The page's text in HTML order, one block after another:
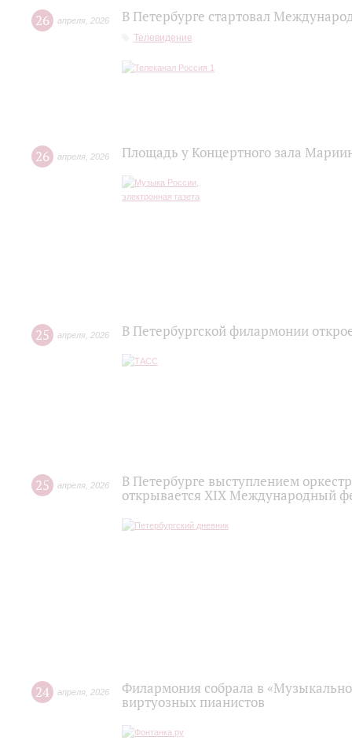
26 апреля 2026 В Петербурге стартовал
Телевидение
26 апреля 2026 Площадь у Концертного зала
25 апреля 2026 В Петербургской филармонии
25 апреля 2026
В Петербурге выступлением
открывается XIX Международный
24 апреля 2026
Филармония собрала в
виртуозных пианистов